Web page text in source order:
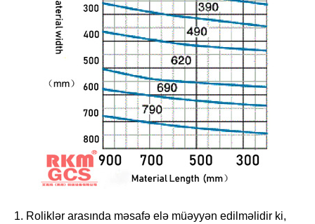
1. Roliklər arasında məsafə elə müəyyən edilməlidir ki,